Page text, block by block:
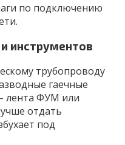
по подключению
инструментов
трубопроводу
гаечные
лента ФУМ или
отдать
под